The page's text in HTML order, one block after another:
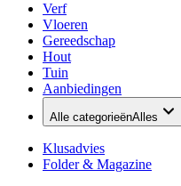
Verf
Vloeren
Gereedschap
Hout
Tuin
Aanbiedingen
Alle categorieënAlles
Klusadvies
Folder & Magazine